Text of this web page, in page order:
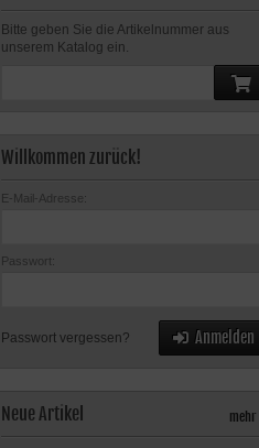
Bitte geben Sie die Artikelnummer aus
unserem Katalog ein.
Willkommen zurück!
E-Mail-Adresse:
Passwort:
Passwort vergessen? Anmelden
Neue Artikel mehr